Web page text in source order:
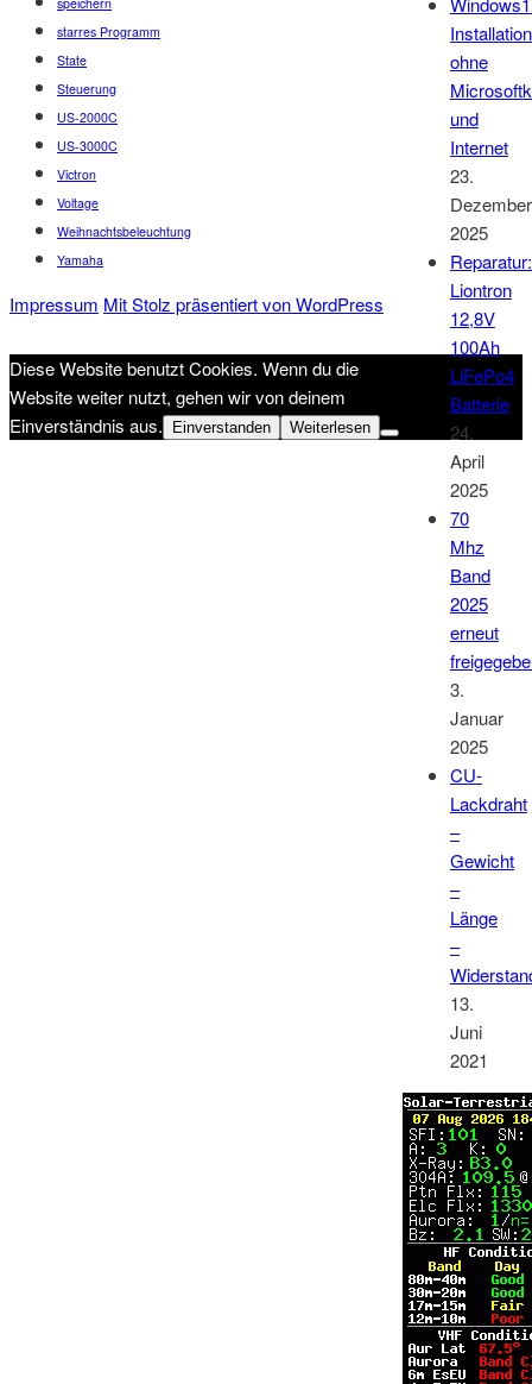
Installation
ohne
und
Internet
23.
Dezember
2025
Reparatur:
Liontron
12,8V
100Ah
LiFePo4
Batterie
24.
April
2025
70
Mhz
Band
2025
erneut
3.
Januar
2025
CU-
Lackdraht
–
Gewicht
–
Länge
–
13.
Juni
2021
starres Programm
State
Steuerung
US-2000C
US-3000C
Victron
Voltage
Weihnachtsbeleuchtung
Yamaha
Impressum Mit Stolz präsentiert von WordPress
Diese Website benutzt Cookies. Wenn du die
Website weiter nutzt, gehen wir von deinem
Einverständnis aus.
Einverstanden Weiterlesen